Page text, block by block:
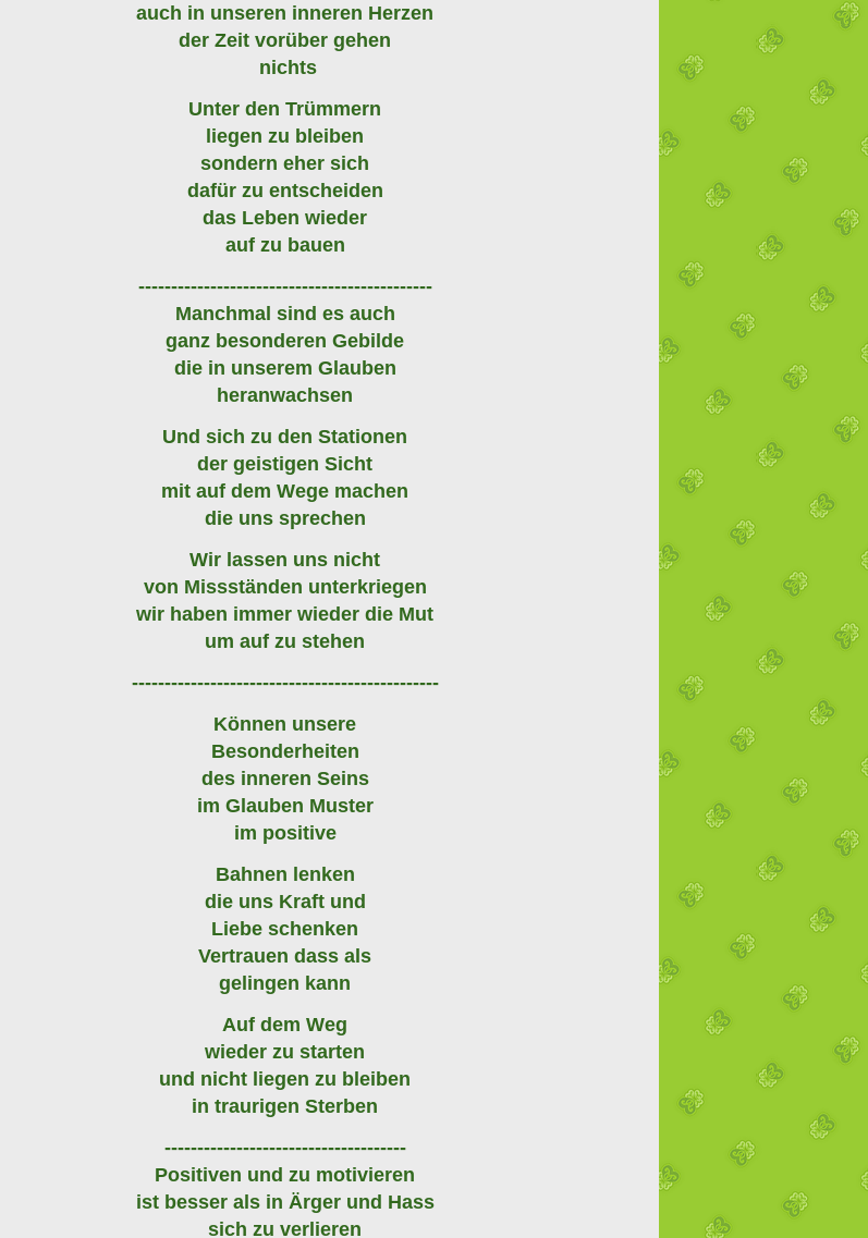
auch in unseren inneren Herzen
der Zeit vorüber gehen
nichts
Unter den Trümmern
liegen zu bleiben
sondern eher sich
dafür zu entscheiden
das Leben wieder
auf zu bauen
---------------------------------------------
Manchmal sind es auch
ganz besonderen Gebilde
die in unserem Glauben
heranwachsen
Und sich zu den Stationen
der geistigen Sicht
mit auf dem Wege machen
die uns sprechen
Wir lassen uns nicht
von Missständen unterkriegen
wir haben immer wieder die Mut
um auf zu stehen
-----------------------------------------------
Können unsere
Besonderheiten
des inneren Seins
im Glauben Muster
im positive
Bahnen lenken
die uns Kraft und
Liebe schenken
Vertrauen dass als
gelingen kann
Auf dem Weg
wieder zu starten
und nicht liegen zu bleiben
in traurigen Sterben
-------------------------------------
Positiven und zu motivieren
ist besser als in Ärger und Hass
sich zu verlieren